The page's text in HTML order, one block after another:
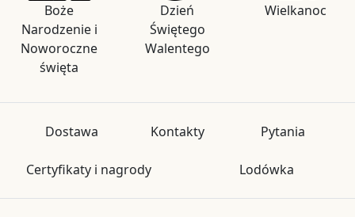
Boże
Narodzenie i
Noworoczne
święta
Dzień
Świętego
Walentego
Wielkanoc
Dostawa Kontakty Pytania
Certyfikaty i nagrody Lodówka